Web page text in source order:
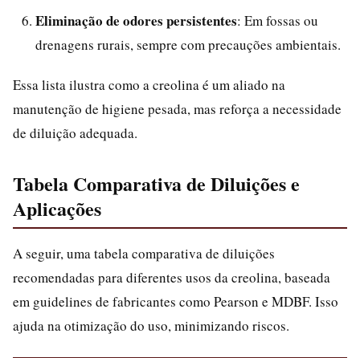
Eliminação de odores persistentes: Em fossas ou
drenagens rurais, sempre com precauções ambientais.
Essa lista ilustra como a creolina é um aliado na
manutenção de higiene pesada, mas reforça a necessidade
de diluição adequada.
Tabela Comparativa de Diluições e
Aplicações
A seguir, uma tabela comparativa de diluições
recomendadas para diferentes usos da creolina, baseada
em guidelines de fabricantes como Pearson e MDBF. Isso
ajuda na otimização do uso, minimizando riscos.